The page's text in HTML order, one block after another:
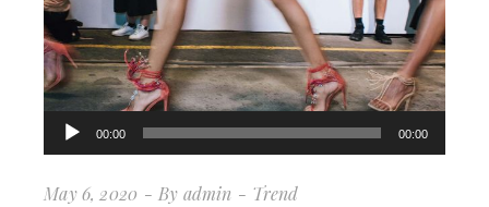
Audio
Player
00:00 00:00
May 6, 2020 By admin Trend